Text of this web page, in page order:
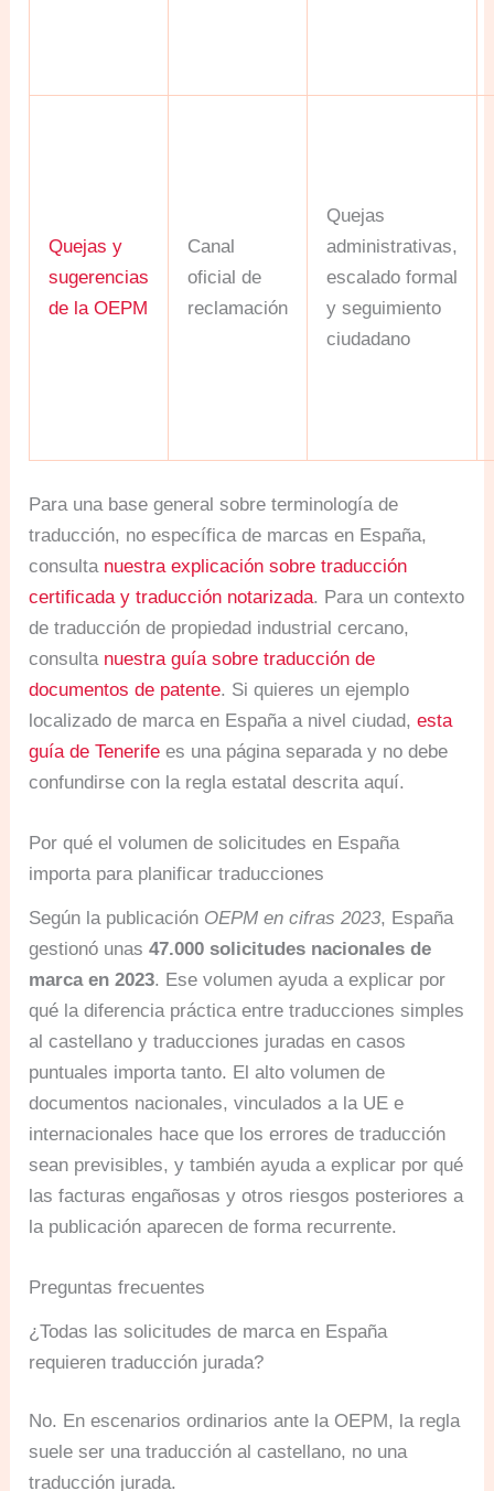
Quejas y
sugerencias
de la OEPM
Canal
oficial de
reclamación
Quejas
administrativas,
escalado formal
y seguimiento
ciudadano
Para una base general sobre terminología de
traducción, no específica de marcas en España,
consulta nuestra explicación sobre traducción
certificada y traducción notarizada. Para un contexto
de traducción de propiedad industrial cercano,
consulta nuestra guía sobre traducción de
documentos de patente. Si quieres un ejemplo
localizado de marca en España a nivel ciudad,esta
guía de Tenerife es una página separada y no debe
confundirse con la regla estatal descrita aquí.
Por qué el volumen de solicitudes en España
importa para planificar traducciones
Según la publicación OEPM en cifras 2023, España
gestionó unas47.000 solicitudes nacionales de
marca en 2023. Ese volumen ayuda a explicar por
qué la diferencia práctica entre traducciones simples
al castellano y traducciones juradas en casos
puntuales importa tanto. El alto volumen de
documentos nacionales, vinculados a la UE e
internacionales hace que los errores de traducción
sean previsibles, y también ayuda a explicar por qué
las facturas engañosas y otros riesgos posteriores a
la publicación aparecen de forma recurrente.
Preguntas frecuentes
¿Todas las solicitudes de marca en España
requieren traducción jurada?
No. En escenarios ordinarios ante la OEPM, la regla
suele ser una traducción al castellano, no una
traducción jurada.